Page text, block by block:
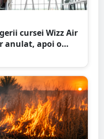
cursei Wizz Air
anulat, apoi o
clare